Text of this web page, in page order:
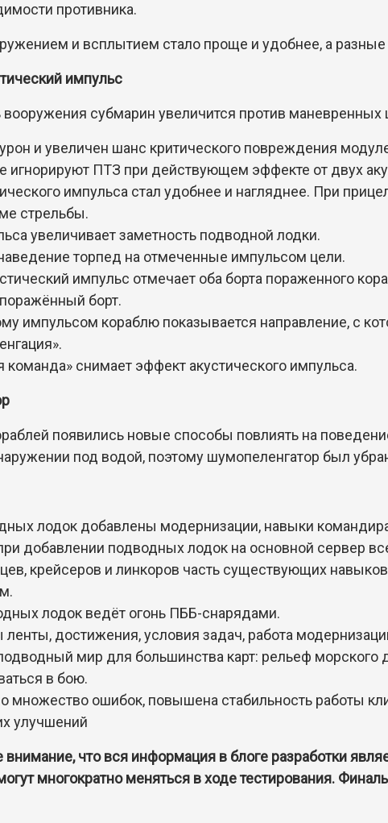
противника.
и всплытием стало проще и удобнее, а
импульс
субмарин увеличится против маневренных
и увеличен шанс критического повреждения
игнорируют ПТЗ при действующем эффекте от двух
импульса стал удобнее и нагляднее. При
стрельбы.
увеличивает заметность подводной лодки.
торпед на отмеченные импульсом цели.
импульс отмечает оба борта пораженного
борт.
импульсом кораблю показывается направление, с
команда» снимает эффект акустического импульса.
появились новые способы повлиять на
под водой, поэтому шумопеленгатор был
лодок добавлены модернизации, навыки
добавлении подводных лодок на основной сервер
крейсеров и линкоров часть существующих
лодок ведёт огонь ПББ-снарядами.
достижения, условия задач, работа
мир для большинства карт: рельеф морского
в бою.
множество ошибок, повышена стабильность работы
улучшений
что вся информация в блоге разработки
многократно меняться в ходе тестирования.